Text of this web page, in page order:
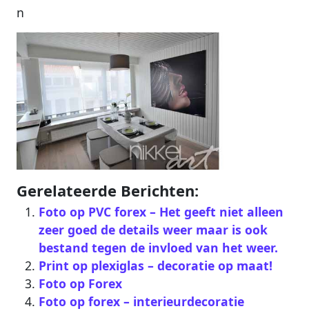
n
Gerelateerde Berichten:
Foto op PVC forex – Het geeft niet alleen
zeer goed de details weer maar is ook
bestand tegen de invloed van het weer.
Print op plexiglas – decoratie op maat!
Foto op Forex
Foto op forex – interieurdecoratie